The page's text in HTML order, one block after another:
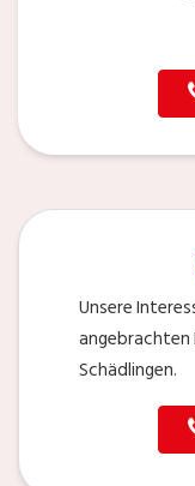
Unsere
Schädlingen.